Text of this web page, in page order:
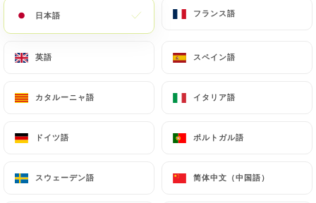
日本語 フランス語
英語 スペイン語
カタルーニャ語 イタリア語
ドイツ語 ポルトガル語
スウェーデン語 简体中文（中国語）
日本語 フランス語
英語 スペイン語
カタルーニャ語 イタリア語
ドイツ語 ポルトガル語
スウェーデン語 简体中文（中国語）